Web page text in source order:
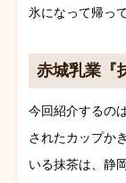
氷になって帰っ
赤城乳業『
今回紹介するの
されたカップか
いる抹茶は、静